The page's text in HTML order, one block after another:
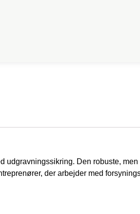
udgravningssikring. Den robuste,
der arbejder med